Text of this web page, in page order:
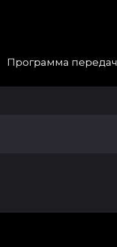
Программа передач